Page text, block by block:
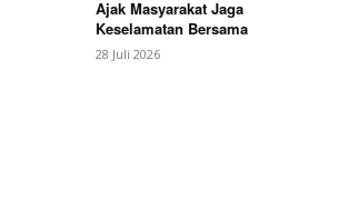
SUBSCRIBE NOW
Ajak Masyarakat Jaga
Keselamatan Bersama
28 Juli 2026